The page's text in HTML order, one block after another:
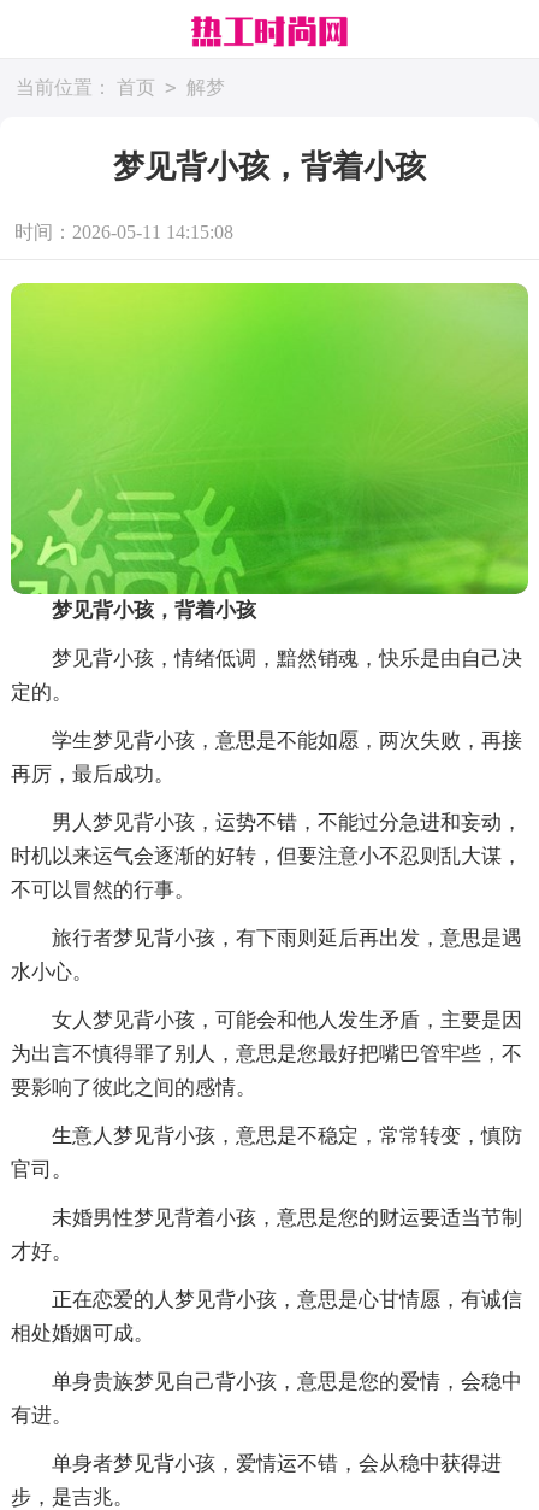
当前位置： 首页 > 解梦
梦见背小孩，背着小孩
时间：2026-05-11 14:15:08
梦见背小孩，背着小孩
梦见背小孩，情绪低调，黯然销魂，快乐是由自己决
定的。
学生梦见背小孩，意思是不能如愿，两次失败，再接
再厉，最后成功。
男人梦见背小孩，运势不错，不能过分急进和妄动，
时机以来运气会逐渐的好转，但要注意小不忍则乱大谋，
不可以冒然的行事。
旅行者梦见背小孩，有下雨则延后再出发，意思是遇
水小心。
女人梦见背小孩，可能会和他人发生矛盾，主要是因
为出言不慎得罪了别人，意思是您最好把嘴巴管牢些，不
要影响了彼此之间的感情。
生意人梦见背小孩，意思是不稳定，常常转变，慎防
官司。
未婚男性梦见背着小孩，意思是您的财运要适当节制
才好。
正在恋爱的人梦见背小孩，意思是心甘情愿，有诚信
相处婚姻可成。
单身贵族梦见自己背小孩，意思是您的爱情，会稳中
有进。
单身者梦见背小孩，爱情运不错，会从稳中获得进
步，是吉兆。